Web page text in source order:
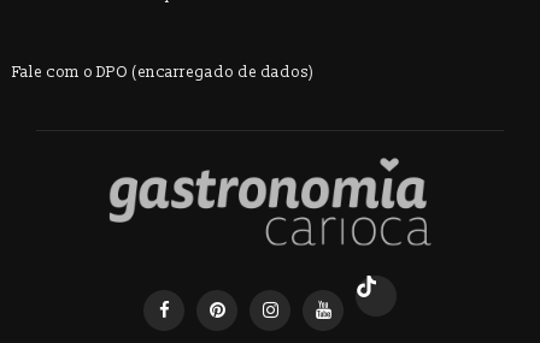
Fale com o DPO (encarregado de dados)